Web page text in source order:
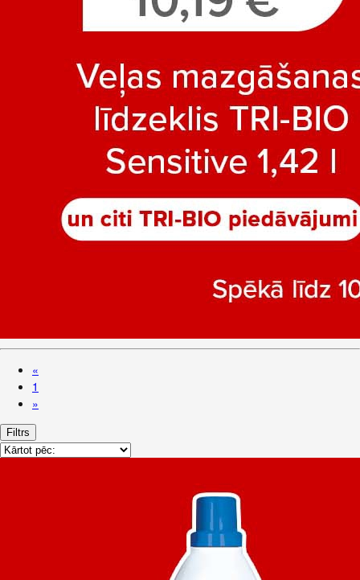
«
1
»
Filtrs